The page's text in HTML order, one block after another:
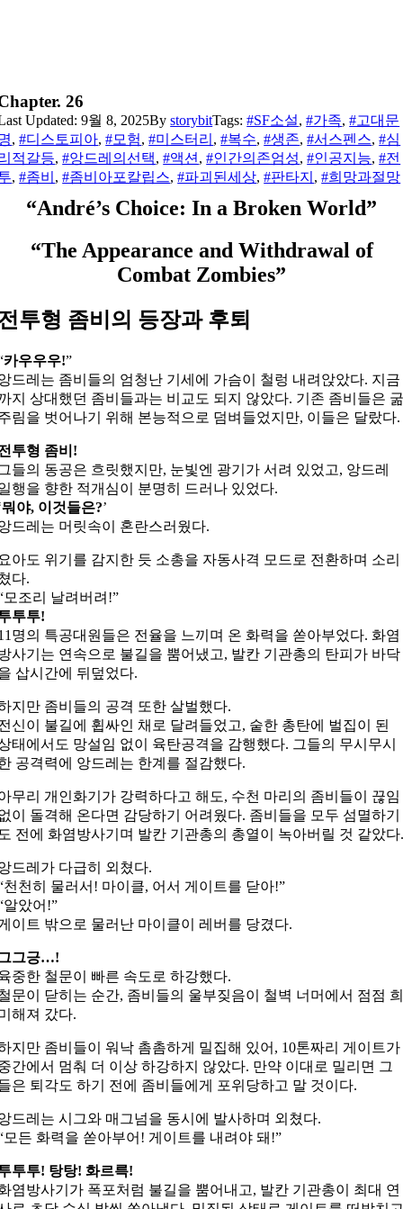
26
Updated: 9월 8, 2025BystorybitTags:#SF소설,#가족,#고대문
,#디스토피아,#모험,#미스터리 ,#복수,#생존,#서스펜스,#심
적갈등,#앙드레의선택,#액션 ,#인간의존엄성,#인공지능,#전
,#좀비 ,#좀비아포칼립스,#파괴된세상,#판타지 ,#희망과절망
“André’s Choice: In a Broken World”
“The Appearance and Withdrawal of
Combat Zombies”
투형 좀비의 등장과 후퇴
카우우우!”
드레는 좀비들의 엄청난 기세에 가슴이 철렁 내려앉았다. 지금
지 상대했던 좀비들과는 비교도 되지 않았다. 기존 좀비들은
림을 벗어나기 위해 본능적으로 덤벼들었지만, 이들은 달랐다.
투형 좀비!
들의 동공은 흐릿했지만, 눈빛엔 광기가 서려 있었고, 앙드레
행을 향한 적개심이 분명히 드러나 있었다.
뭐야, 이것들은?’
드레는 머릿속이 혼란스러웠다.
아도 위기를 감지한 듯 소총을 자동사격 모드로 전환하며 소리
다.
모조리 날려버려!”
투투!
명의 특공대원들은 전율을 느끼며 온 화력을 쏟아부었다. 화염
사기는 연속으로 불길을 뿜어냈고, 발칸 기관총의 탄피가 바닥
삽시간에 뒤덮었다.
지만 좀비들의 공격 또한 살벌했다.
신이 불길에 휩싸인 채로 달려들었고, 숱한 총탄에 벌집이 된
태에서도 망설임 없이 육탄공격을 감행했다. 그들의 무시무시
공격력에 앙드레는 한계를 절감했다.
무리 개인화기가 강력하다고 해도, 수천 마리의 좀비들이 끊임
이 돌격해 온다면 감당하기 어려웠다. 좀비들을 모두 섬멸하기
전에 화염방사기며 발칸 기관총의 총열이 녹아버릴 것 같았다
드레가 다급히 외쳤다.
천천히 물러서! 마이클, 어서 게이트를 닫아!”
알았어!”
이트 밖으로 물러난 마이클이 레버를 당겼다.
그긍…!
중한 철문이 빠른 속도로 하강했다.
문이 닫히는 순간, 좀비들의 울부짖음이 철벽 너머에서 점점
해져 갔다.
지만 좀비들이 워낙 촘촘하게 밀집해 있어, 10톤짜리 게이트가
간에서 멈춰 더 이상 하강하지 않았다. 만약 이대로 밀리면 그
은 퇴각도 하기 전에 좀비들에게 포위당하고 말 것이다.
드레는 시그와 매그넘을 동시에 발사하며 외쳤다.
모든 화력을 쏟아부어! 게이트를 내려야 돼!”
투투! 탕탕! 화르륵!
염방사기가 폭포처럼 불길을 뿜어내고, 발칸 기관총이 최대 연